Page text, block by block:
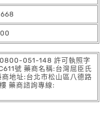
051-148 許可執照字
號 藥商名稱:台灣屈臣氏
地址:台北市松山區八德路
藥商諮詢專線: